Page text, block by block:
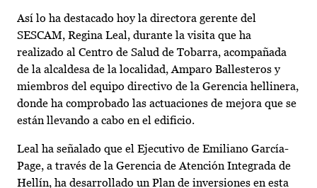
Así lo ha destacado hoy la directora gerente del
SESCAM, Regina Leal, durante la visita que ha
realizado al Centro de Salud de Tobarra, acompañada
de la alcaldesa de la localidad, Amparo Ballesteros y
miembros del equipo directivo de la Gerencia hellinera,
donde ha comprobado las actuaciones de mejora que se
están llevando a cabo en el edificio.
Leal ha señalado que el Ejecutivo de Emiliano García-
Page, a través de la Gerencia de Atención Integrada de
Hellín, ha desarrollado un Plan de inversiones en esta